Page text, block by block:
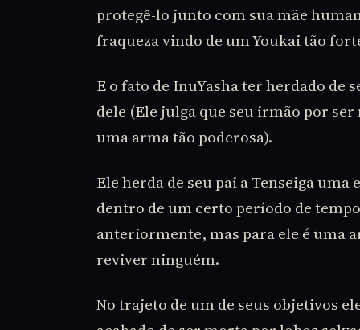
protegê-lo junto com sua mãe
fraqueza vindo de um Youkai tão
E o fato de InuYasha ter herdado de
dele (Ele julga que seu irmão por
uma arma tão poderosa).
Ele herda de seu pai a Tenseiga
dentro de um certo período de
anteriormente, mas para ele é uma
reviver ninguém.
No trajeto de um de seus objetivos